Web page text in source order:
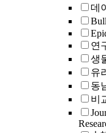
데
연
생
유
동
비